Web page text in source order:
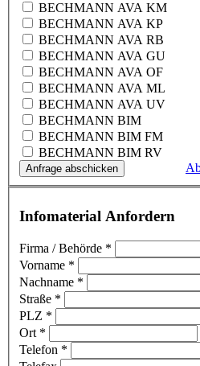
BECHMANN AVA KM
BECHMANN AVA KP
BECHMANN AVA RB
BECHMANN AVA GU
BECHMANN AVA OF
BECHMANN AVA ML
BECHMANN AVA UV
BECHMANN BIM
BECHMANN BIM FM
BECHMANN BIM RV
Infomaterial Anfordern
Firma / Behörde *
Vorname *
Nachname *
Straße *
PLZ *
Ort *
Telefon *